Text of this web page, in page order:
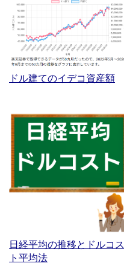
ドル建てのイデコ資産額
日経平均の推移とドルコス
ト平均法